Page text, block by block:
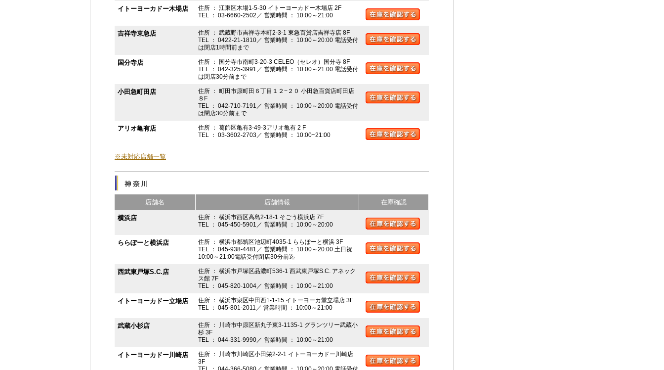
イトーヨーカドー木場店
住所 ： 江東区木場1-5-30 イトーヨーカドー木場店 2F
TEL ： 03-6660-2502／ 営業時間 ： 10:00～21:00
吉祥寺東急店
住所 ： 武蔵野市吉祥寺本町2-3-1 東急百貨店吉祥寺店 8F
TEL ： 0422-21-1810／ 営業時間 ： 10:00～20:00 電話受付
は閉店1時間前まで
国分寺店
住所 ： 国分寺市南町3-20-3 CELEO（セレオ）国分寺 8F
TEL ： 042-325-3991／ 営業時間 ： 10:00～21:00 電話受付
は閉店30分前まで
小田急町田店
住所 ： 町田市原町田６丁目１２−２０ 小田急百貨店町田店
８F
TEL ： 042-710-7191／ 営業時間 ： 10:00～20:00 電話受付
は閉店30分前まで
アリオ亀有店
住所 ： 葛飾区亀有3-49-3アリオ亀有 2 F
TEL ： 03-3602-2703／ 営業時間 ： 10:00~21:00
※未対応店舗一覧
店舗名 店舗情報 在庫確認
横浜店
住所 ： 横浜市西区高島2-18-1 そごう横浜店 7F
TEL ： 045-450-5901／ 営業時間 ： 10:00～20:00
ららぽーと横浜店
住所 ： 横浜市都筑区池辺町4035-1 ららぽーと横浜 3F
TEL ： 045-938-4481／ 営業時間 ： 10:00～20:00 土日祝
10:00～21:00電話受付閉店30分前迄
西武東戸塚S.C.店
住所 ： 横浜市戸塚区品濃町536-1 西武東戸塚S.C. アネック
ス館 7F
TEL ： 045-820-1004／ 営業時間 ： 10:00～21:00
イトーヨーカドー立場店
住所 ： 横浜市泉区中田西1-1-15 イトーヨーカ堂立場店 3F
TEL ： 045-801-2011／ 営業時間 ： 10:00～21:00
武蔵小杉店
住所 ： 川崎市中原区新丸子東3-1135-1 グランツリー武蔵小
杉 3F
TEL ： 044-331-9990／ 営業時間 ： 10:00～21:00
イトーヨーカドー川崎店
住所 ： 川崎市川崎区小田栄2-2-1 イトーヨーカドー川崎店
3F